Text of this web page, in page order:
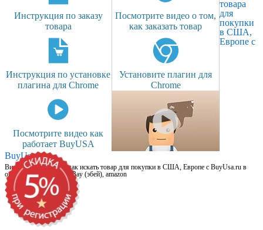
Инструкция по заказу
товара
Посмотрите видео о том,
как заказать товар
Инструкция по установке
плагина для Chrome
Установите плагин для
Chrome
Посмотрите видео как
работает BuyUSA
товара
для
покупки
в США,
Европе с
BuyUsa.ru
Видео для новичков: как искать товар для покупки в США, Европе с BuyUsa.ru в
онлайн магазинах, на eBay (эбей), amazon